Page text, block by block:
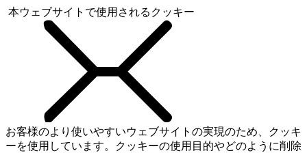
本ウェブサイトで使用されるクッキー
お客様のより使いやすいウェブサイトの実現のため、クッキ
ーを使用しています。クッキーの使用目的やどのように削除